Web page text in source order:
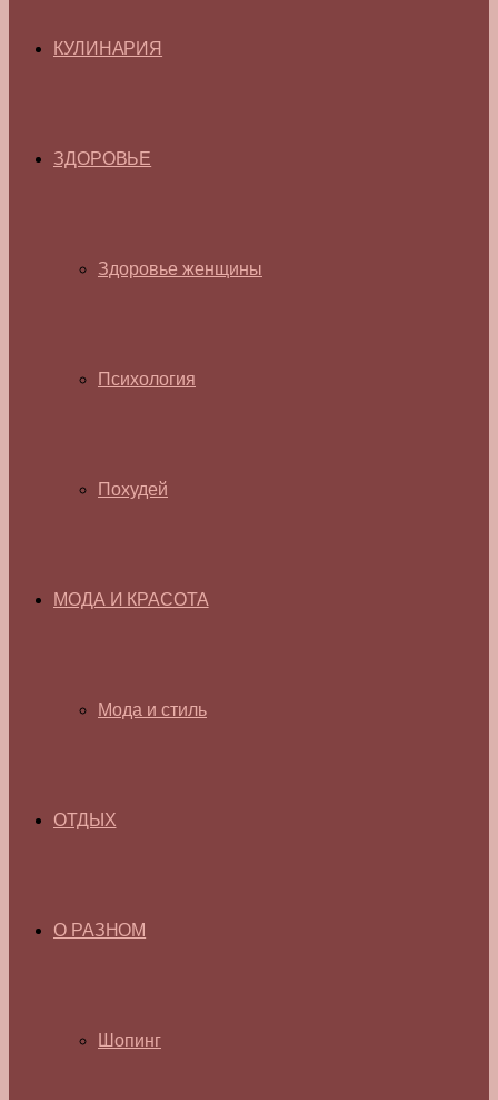
КУЛИНАРИЯ
ЗДОРОВЬЕ
Здоровье женщины
Психология
Похудей
МОДА И КРАСОТА
Мода и стиль
ОТДЫХ
О РАЗНОМ
Шопинг